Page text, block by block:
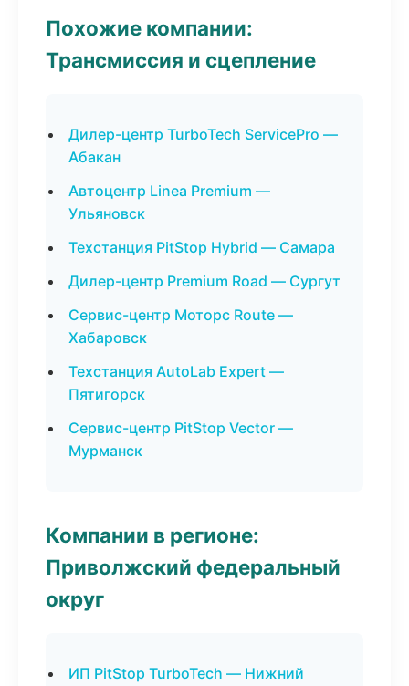
Похожие компании:
Трансмиссия и сцепление
Дилер-центр TurboTech ServicePro —
Абакан
Автоцентр Linea Premium —
Ульяновск
Техстанция PitStop Hybrid — Самара
Дилер-центр Premium Road — Сургут
Сервис-центр Моторс Route —
Хабаровск
Техстанция AutoLab Expert —
Пятигорск
Сервис-центр PitStop Vector —
Мурманск
Компании в регионе:
Приволжский федеральный
округ
ИП PitStop TurboTech — Нижний